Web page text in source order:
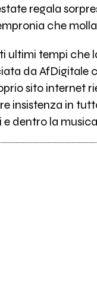
regala
che
ultimi tempi che
da AfDigitale
sito internet
insistenza in
dentro la